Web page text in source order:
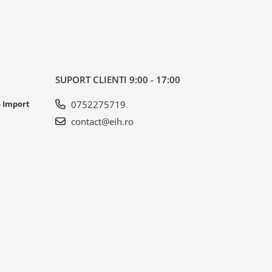
Import
SUPORT CLIENTI 9:00 - 17:00
0752275719
contact@eih.ro